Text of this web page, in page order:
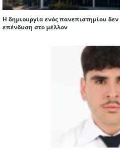
Η δημιουργία ενός πανεπιστημίου δεν
επένδυση στο μέλλον